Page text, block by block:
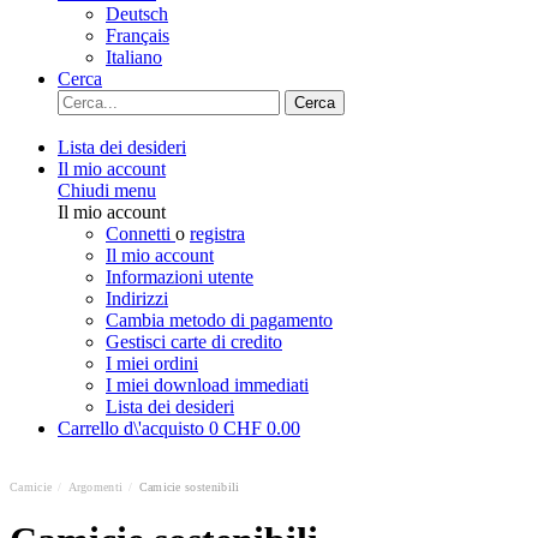
Deutsch
Français
Italiano
Cerca
Cerca
Lista dei desideri
Il mio account
Chiudi menu
Il mio account
Connetti o registra
Il mio account
Informazioni utente
Indirizzi
Cambia metodo di pagamento
Gestisci carte di credito
I miei ordini
I miei download immediati
Lista dei desideri
Carrello d\'acquisto 0 CHF 0.00
Camicie Argomenti Camicie sostenibili